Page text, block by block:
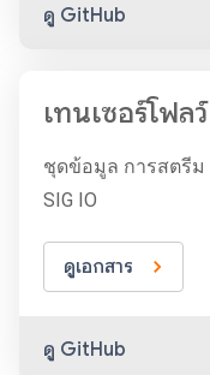
ดู GitHub
เทนเซอร์โฟล
ชุดข้อมูล การสตรีม
SIG IO
ดูเอกสาร
ดู GitHub